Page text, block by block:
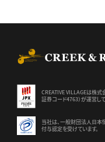
CREATIVE VILLAGEは株式
証券コード4763）が運営して
当社は、一般財団法人日本
付与認定を受けています。